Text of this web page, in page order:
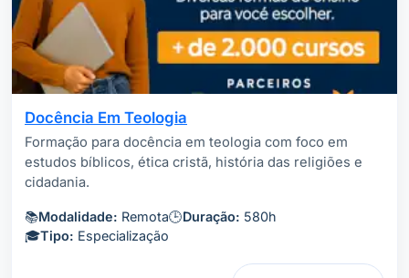
Docência Em Teologia
Formação para docência em teologia com foco em
estudos bíblicos, ética cristã, história das religiões e
cidadania.
📚Modalidade: Remota🕒Duração: 580h
🎓Tipo: Especialização